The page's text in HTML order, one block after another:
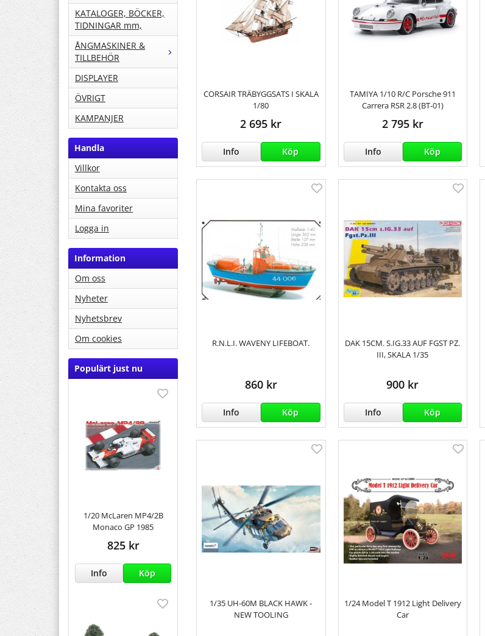
KATALOGER, BÖCKER,
TIDNINGAR mm,
ÅNGMASKINER &
TILLBEHÖR
DISPLAYER
ÖVRIGT
KAMPANJER
Handla
Villkor
Kontakta oss
Mina favoriter
Logga in
Information
Om oss
Nyheter
Nyhetsbrev
Om cookies
Populärt just nu
1/20 McLaren MP4/2B
Monaco GP 1985
825 kr
Info Köp
CORSAIR TRÄBYGGSATS I SKALA
1/80
2 695 kr
Info Köp
TAMIYA 1/10 R/C Porsche 911
Carrera RSR 2.8 (BT-01)
2 795 kr
Info Köp
R.N.L.I. WAVENY LIFEBOAT.
860 kr
Info Köp
DAK 15CM. S.IG.33 AUF FGST PZ.
III, SKALA 1/35
900 kr
Info Köp
1/35 UH-60M BLACK HAWK -
NEW TOOLING
1/24 Model T 1912 Light Delivery
Car